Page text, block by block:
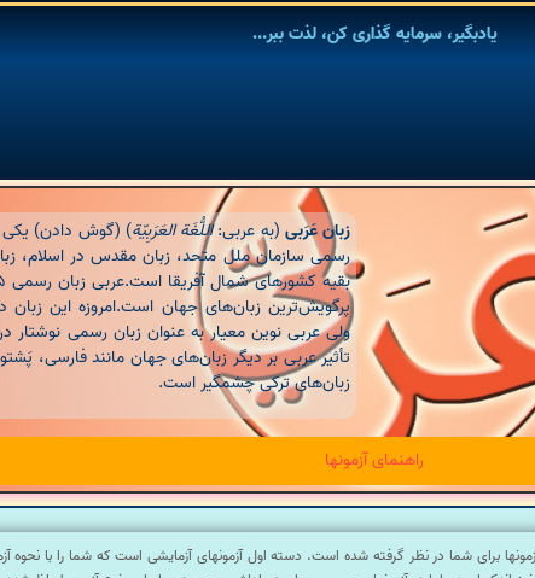
یادبگیر، سرمایه گذاری کن، لذت ببر...
زبان عَرَبی (بهعربی:اللُّغَة العَرَبِيّة) (گوش دادن) یکی
رسمی سازمان ملل متحد، زبان مقدس در اسلام،
ولی عربی نوین معیار به عنوان زبان رسمی
تأثیر عربی بر دیگر زبان‌های جهان مانند فارسی،
زبان‌های ترکی چشمگیر است.
راهنمای آزمونها
برای شما در نظر گرفته شده است. دسته اول آزمونهای آزمایشی است که شما را با نحوه